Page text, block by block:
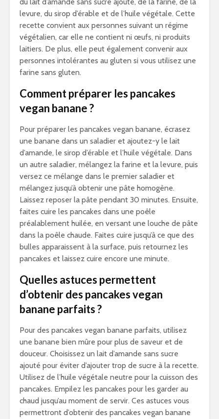
levure, du sirop d’érable et de l’huile végétale. Cette
recette convient aux personnes suivant un régime
végétalien, car elle ne contient ni œufs, ni produits
laitiers. De plus, elle peut également convenir aux
personnes intolérantes au gluten si vous utilisez une
farine sans gluten.
Comment préparer les pancakes
vegan banane ?
Pour préparer les pancakes vegan banane, écrasez
une banane dans un saladier et ajoutez-y le lait
d’amande, le sirop d’érable et l’huile végétale. Dans
un autre saladier, mélangez la farine et la levure, puis
versez ce mélange dans le premier saladier et
mélangez jusqu’à obtenir une pâte homogène.
Laissez reposer la pâte pendant 30 minutes. Ensuite,
faites cuire les pancakes dans une poêle
préalablement huilée, en versant une louche de pâte
dans la poêle chaude. Faites cuire jusqu’à ce que des
bulles apparaissent à la surface, puis retournez les
pancakes et laissez cuire encore une minute.
Quelles astuces permettent
d’obtenir des pancakes vegan
banane parfaits ?
Pour des pancakes vegan banane parfaits, utilisez
une banane bien mûre pour plus de saveur et de
douceur. Choisissez un lait d’amande sans sucre
ajouté pour éviter d’ajouter trop de sucre à la recette.
Utilisez de l’huile végétale neutre pour la cuisson des
pancakes. Empilez les pancakes pour les garder au
chaud jusqu’au moment de servir. Ces astuces vous
permettront d’obtenir des pancakes vegan banane